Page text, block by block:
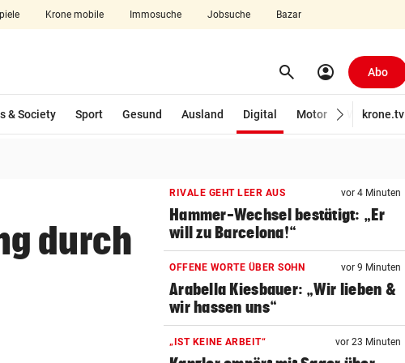
Krone mobile Immosuche Jobsuche Bazar
aufklappen search Suchen
account_circle Abo
& Society Sport Gesund Ausland Digital
Motor
Wirtschaft
krone.tv
durch
RIVALE GEHT LEER AUS vor 4 Minuten
Hammer-Wechsel bestätigt: „Er
will zu Barcelona!“
OFFENE WORTE ÜBER SOHN vor 9 Minuten
Arabella Kiesbauer: „Wir lieben &
wir hassen uns“
„IST KEINE ARBEIT“ vor 23 Minuten